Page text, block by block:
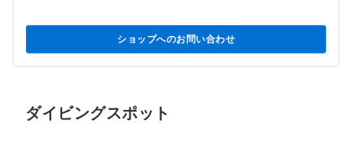
ショップへのお問い合わせ
ダイビングスポット